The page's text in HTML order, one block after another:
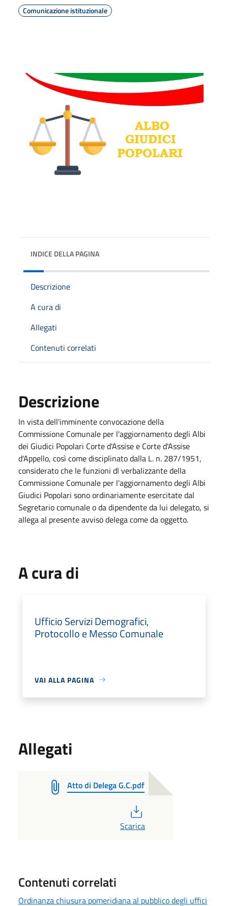
Comunicazione istituzionale
INDICE DELLA PAGINA
Descrizione
A cura di
Allegati
Contenuti correlati
Descrizione
In vista dell'imminente convocazione della
Commissione Comunale per l'aggiornamento degli Albi
dei Giudici Popolari Corte d'Assise e Corte d'Assise
d'Appello, così come disciplinato dalla L. n. 287/1951,
considerato che le funzioni dl verbalizzante della
Commissione Comunale per l'aggiornamento degli Albi
Giudici Popolari sono ordinariamente esercitate dal
Segretario comunale o da dipendente da lui delegato, si
allega al presente avviso delega come da oggetto.
A cura di
Ufficio Servizi Demografici,
Protocollo e Messo Comunale
VAI ALLA PAGINA
Allegati
Atto di Delega G.C.pdf
Scarica
Contenuti correlati
Ordinanza chiusura pomeridiana al pubblico degli uffici